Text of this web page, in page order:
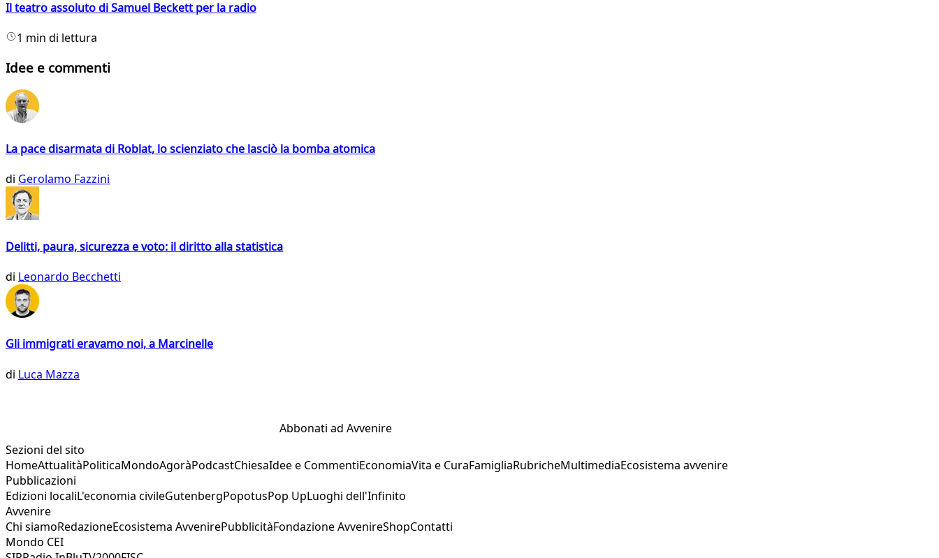
Il teatro assoluto di Samuel Beckett per la radio
1 min di lettura
Idee e commenti
La pace disarmata di Roblat, lo scienziato che lasciò la bomba atomica
di Gerolamo Fazzini
Delitti, paura, sicurezza e voto: il diritto alla statistica
di Leonardo Becchetti
Gli immigrati eravamo noi, a Marcinelle
di Luca Mazza
Abbonati ad Avvenire
Sezioni del sito
HomeAttualitàPoliticaMondoAgoràPodcastChiesaIdee e CommentiEconomiaVita e CuraFamigliaRubricheMultimediaEcosistema avvenire
Pubblicazioni
Edizioni localiL'economia civileGutenbergPopotusPop UpLuoghi dell'Infinito
Avvenire
Chi siamoRedazioneEcosistema AvvenirePubblicitàFondazione AvvenireShopContatti
Mondo CEI